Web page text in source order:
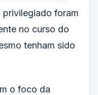
foram
no curso do
tenham sido
o foco da